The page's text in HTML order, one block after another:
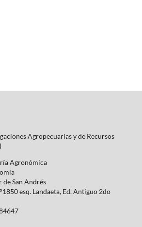
Agropecuarias y de Recursos
Agronómica
San Andrés
esq. Landaeta, Ed. Antiguo 2do